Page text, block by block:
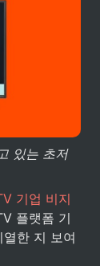
있는 초저
기업 비지
플랫폼 기
한 지 보여